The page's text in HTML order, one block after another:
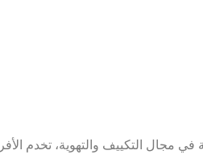
التكييف والتهوية، تخدم